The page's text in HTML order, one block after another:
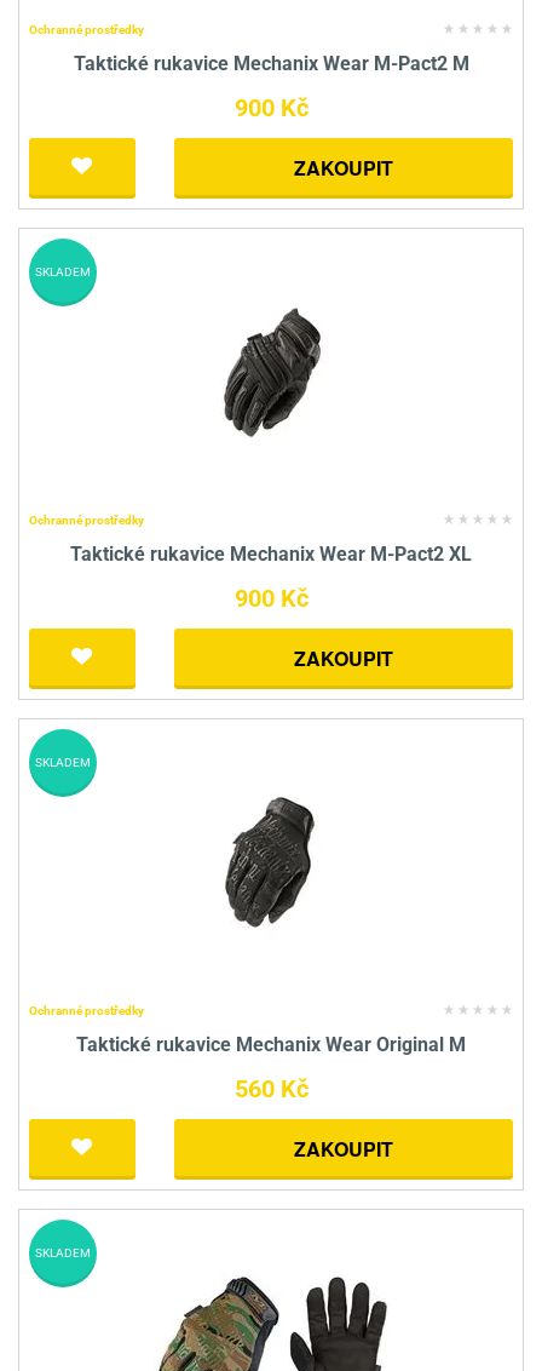
Ochranné prostředky
Taktické rukavice Mechanix Wear M-Pact2 M
900 Kč
ZAKOUPIT
Ochranné prostředky
Taktické rukavice Mechanix Wear M-Pact2 XL
900 Kč
ZAKOUPIT
SKLADEM
Ochranné prostředky
Taktické rukavice Mechanix Wear Original M
560 Kč
ZAKOUPIT
SKLADEM
SKLADEM